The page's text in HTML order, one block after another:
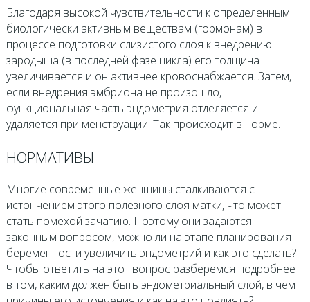
Благодаря высокой чувствительности к определенным
биологически активным веществам (гормонам) в
процессе подготовки слизистого слоя к внедрению
зародыша (в последней фазе цикла) его толщина
увеличивается и он активнее кровоснабжается. Затем,
если внедрения эмбриона не произошло,
функциональная часть эндометрия отделяется и
удаляется при менструации. Так происходит в норме.
НОРМАТИВЫ
Многие современные женщины сталкиваются с
истончением этого полезного слоя матки, что может
стать помехой зачатию. Поэтому они задаются
законным вопросом, можно ли на этапе планирования
беременности увеличить эндометрий и как это сделать?
Чтобы ответить на этот вопрос разберемся подробнее
в том, каким должен быть эндометриальный слой, в чем